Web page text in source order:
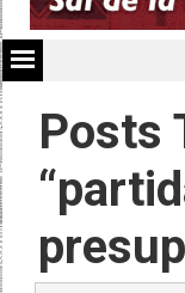
Posts